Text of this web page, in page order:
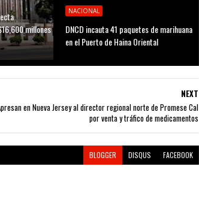
millones
NACIONAL
DNCD incauta 41 paquetes de marihuana
en el Puerto de Haina Oriental
NEXT
en Nueva Jersey al director regional norte de Promese Cal
por venta y tráfico de medicamentos
BLOGGER DISQUS FACEBOOK